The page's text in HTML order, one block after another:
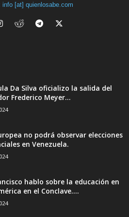
info [at] quienlosabe.com
Da Silva oficializo la salida del
Frederico Meyer...
no podrá observar elecciones
en Venezuela.
hablo sobre la educación en
en el Conclave....